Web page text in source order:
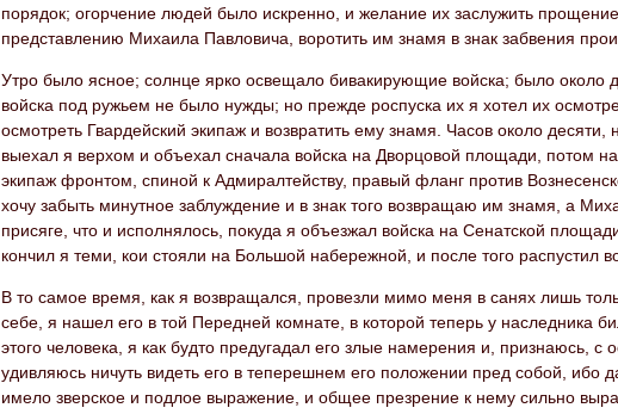
порядок; огорчение людей было искренно, и желание их заслужить
представлению Михаила Павловича, воротить им знамя в знак забвения
Утро было ясное; солнце ярко освещало бивакирующие войска; было около
войска под ружьем не было нужды; но прежде роспуска их я хотел их
осмотреть Гвардейский экипаж и возвратить ему знамя. Часов около
выехал я верхом и объехал сначала войска на Дворцовой площади, потом
экипаж фронтом, спиной к Адмиралтейству, правый фланг против
хочу забыть минутное заблуждение и в знак того возвращаю им знамя, а
присяге, что и исполнялось, покуда я объезжал войска на Сенатской
кончил я теми, кои стояли на Большой набережной, и после того распустил
В то самое время, как я возвращался, провезли мимо меня в санях лишь
себе, я нашел его в той Передней комнате, в которой теперь у наследника
этого человека, я как будто предугадал его злые намерения и, признаюсь,
удивляюсь ничуть видеть его в теперешнем его положении пред собой, ибо
имело зверское и подлое выражение, и общее презрение к нему сильно